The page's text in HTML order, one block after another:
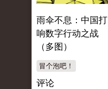
雨伞不息：中国打
响数字行动之战
（多图）
冒个泡吧！
评论